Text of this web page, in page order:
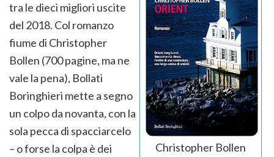
Christopher Bollen
tra le dieci migliori uscite
del 2018. Col romanzo
fiume di Christopher
Bollen (700 pagine, ma ne
vale la pena), Bollati
Boringhieri mette a segno
un colpo da novanta, con la
sola pecca di spacciarcelo
– o forse la colpa è dei